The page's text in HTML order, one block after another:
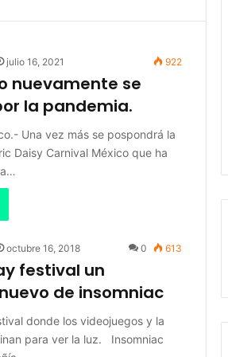
julio 16, 2021 922
nuevamente se
la pandemia.
Una vez más se pospondrá la
Daisy Carnival México que ha
octubre 16, 2018 0 613
festival un
de insomniac
donde los videojuegos y la
para ver la luz. Insomniac